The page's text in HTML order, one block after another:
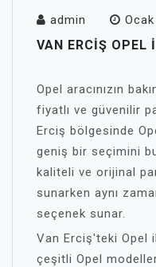
admin
VAN ERCIŞ OPEL
Opel aracınızın
fiyatlı ve güvenilir
Erciş bölgesinde
geniş bir seçimini
kaliteli ve orijinal
sunarken aynı
seçenek sunar.
Van Erciş'teki Opel
çeşitli Opel